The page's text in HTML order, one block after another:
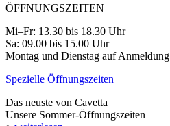
ÖFFNUNGSZEITEN
Mi–Fr: 13.30 bis 18.30 Uhr
Sa: 09.00 bis 15.00 Uhr
Montag und Dienstag auf Anmeldung
Spezielle Öffnungszeiten
Das neuste von Cavetta
Unsere Sommer-Öffnungszeiten